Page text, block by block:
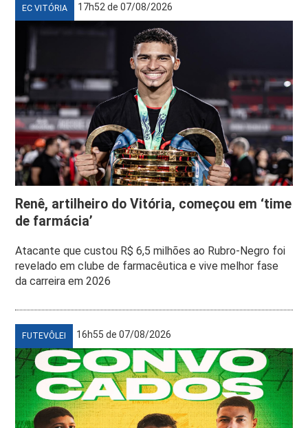
EC VITÓRIA 17h52 de 07/08/2026
Renê, artilheiro do Vitória, começou em ‘time
de farmácia’
Atacante que custou R$ 6,5 milhões ao Rubro-Negro foi
revelado em clube de farmacêutica e vive melhor fase
da carreira em 2026
FUTEVÔLEI 16h55 de 07/08/2026